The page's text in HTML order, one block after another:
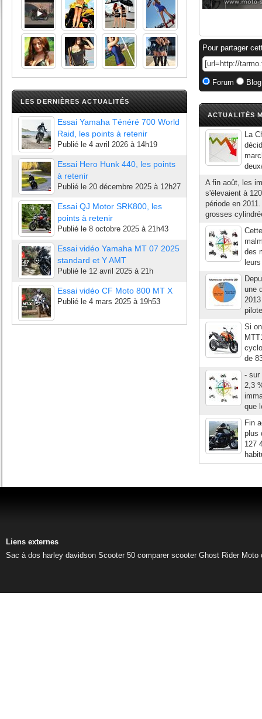
LES DERNIÈRES ACTUALITÉS
Essai Yamaha Ténéré 700 World
Raid, les points à retenir
Publié le 4 avril 2026 à 14h19
Essai Hero Hunk 440, les points
à retenir
Publié le 20 décembre 2025 à 12h27
Essai QJ Motor SRK800, les
points à retenir
Publié le 8 octobre 2025 à 21h43
Essai vidéo Yamaha MT 07 2025
standard et Y AMT
Publié le 12 avril 2025 à 21h
Essai vidéo CF Moto 800 MT X
Publié le 4 mars 2025 à 19h53
Pour partager
Forum
ACTUALITÉS
La
A fin août, les
s'élevaient à
période en
grosses
des
une
Si
de
- sur
2,3
que
Fin
plus
127
Liens externes
Sac à dos harley davidson Scooter 50 comparer scooter Ghost Rider Moto